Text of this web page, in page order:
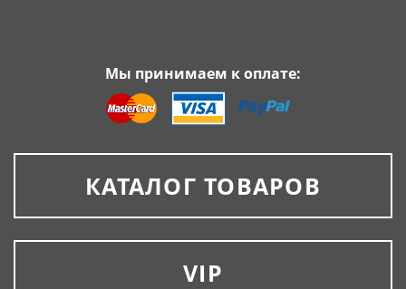
Мы принимаем к оплате:
КАТАЛОГ ТОВАРОВ
VIP